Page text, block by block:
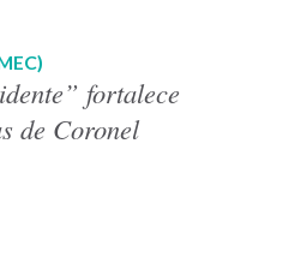
fortalece
de Coronel